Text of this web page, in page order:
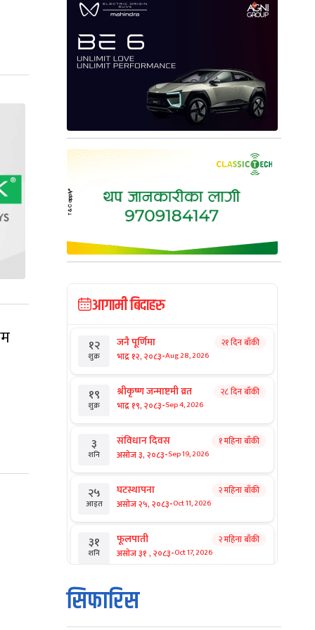
आगामी बिदाहरु
१२
शुक्र
जनै पूर्णिमा
भाद्र १२, २०८३-Aug 28, 2026
२१ दिन बाँकी
१९
शुक्र
श्रीकृष्ण जन्माष्टमी व्रत
भाद्र १९, २०८३-Sep 4, 2026
२८ दिन बाँकी
३
शनि
संविधान दिवस
असोज ३, २०८३-Sep 19, 2026
१ महिना बाँकी
२५
आइत
घटस्थापना
असोज २५, २०८३-Oct 11, 2026
२ महिना बाँकी
३१
शनि
फूलपाती
असोज ३१ , २०८३-Oct 17, 2026
२ महिना बाँकी
१
आइत
कार्तिक सङ्क्रान्ति
कार्तिक १, २०८३
सिफारिस